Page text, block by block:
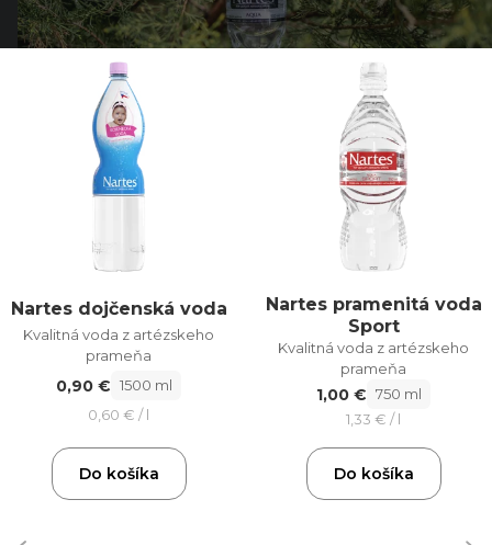
Nartes dojčenská voda
Kvalitná voda z artézskeho
prameňa
0,90 € 1500 ml
0,60 € / l
Do košíka
Nartes pramenitá voda
Sport
Kvalitná voda z artézskeho
prameňa
1,00 € 750 ml
1,33 € / l
Do košíka